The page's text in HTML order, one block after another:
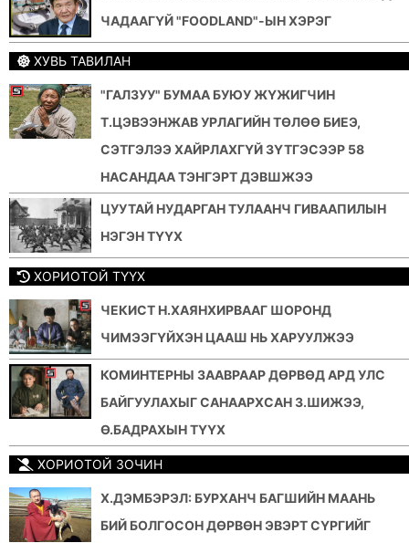
ЧАДААГҮЙ "FOODLAND"-ЫН ХЭРЭГ
ХУВЬ ТАВИЛАН
"ГАЛЗУУ" БУМАА БУЮУ ЖҮЖИГЧИН
Т.ЦЭВЭЭНЖАВ УРЛАГИЙН ТӨЛӨӨ БИЕЭ,
СЭТГЭЛЭЭ ХАЙРЛАХГҮЙ ЗҮТГЭСЭЭР 58
НАСАНДАА ТЭНГЭРТ ДЭВШЖЭЭ
ЦУУТАЙ НУДАРГАН ТУЛААНЧ ГИВААПИЛЫН
НЭГЭН ТҮҮХ
ХОРИОТОЙ ТҮҮХ
ЧЕКИСТ Н.ХАЯНХИРВААГ ШОРОНД
ЧИМЭЭГҮЙХЭН ЦААШ НЬ ХАРУУЛЖЭЭ
КОМИНТЕРНЫ ЗААВРААР ДӨРВӨД АРД УЛС
БАЙГУУЛАХЫГ САНААРХСАН З.ШИЖЭЭ,
Ө.БАДРАХЫН ТҮҮХ
ХОРИОТОЙ ЗОЧИН
Х.ДЭМБЭРЭЛ: БУРХАНЧ БАГШИЙН МААНЬ
БИЙ БОЛГОСОН ДӨРВӨН ЭВЭРТ СҮРГИЙГ